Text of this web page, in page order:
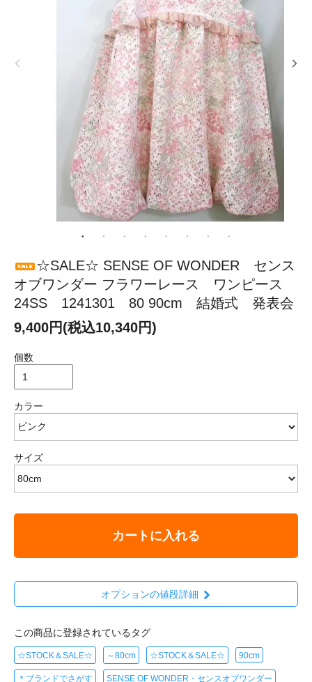
☆SALE☆ SENSE OF WONDER センス
オブワンダー フラワーレース ワンピース
24SS 1241301 80 90cm 結婚式 発表会
9,400円(税込10,340円)
個数
カラー
サイズ
カートに入れる
オプションの値段詳細
この商品に登録されているタグ
☆STOCK＆SALE☆ ～80cm ☆STOCK＆SALE☆ 90cm
＊ブランドでさがす SENSE OF WONDER・センスオブワンダー